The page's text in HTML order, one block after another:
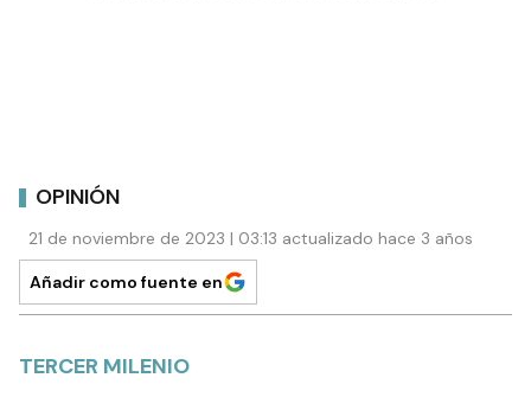
OPINIÓN
21 de noviembre de 2023 | 03:13 actualizado hace 3 años
Añadir como fuente en
TERCER MILENIO